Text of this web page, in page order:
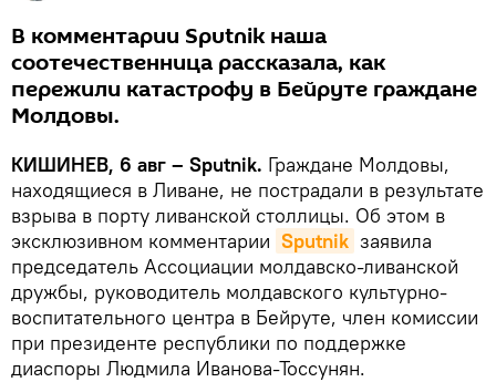
В комментарии Sputnik наша
соотечественница рассказала, как
пережили катастрофу в Бейруте граждане
Молдовы.
КИШИНЕВ, 6 авг – Sputnik. Граждане Молдовы,
находящиеся в Ливане, не пострадали в результате
взрыва в порту ливанской столлицы. Об этом в
эксклюзивном комментарии Sputnik заявила
председатель Ассоциации молдавско-ливанской
дружбы, руководитель молдавского культурно-
воспитательного центра в Бейруте, член комиссии
при президенте республики по поддержке
диаспоры Людмила Иванова-Тоссунян.